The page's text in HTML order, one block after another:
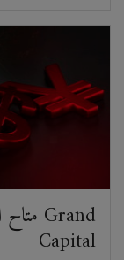
Capital